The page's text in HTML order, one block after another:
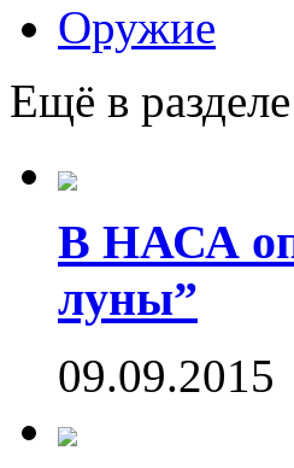
Оружие
Ещё в разделе
В НАСА
луны”
09.09.2015